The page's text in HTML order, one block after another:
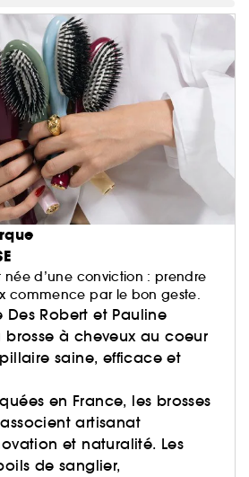
née d’une conviction : prendre
commence par le bon geste.
Des Robert et Pauline
brosse à cheveux au coeur
saine, efficace et
en France, les brosses
artisanat
et naturalité. Les
de sanglier,